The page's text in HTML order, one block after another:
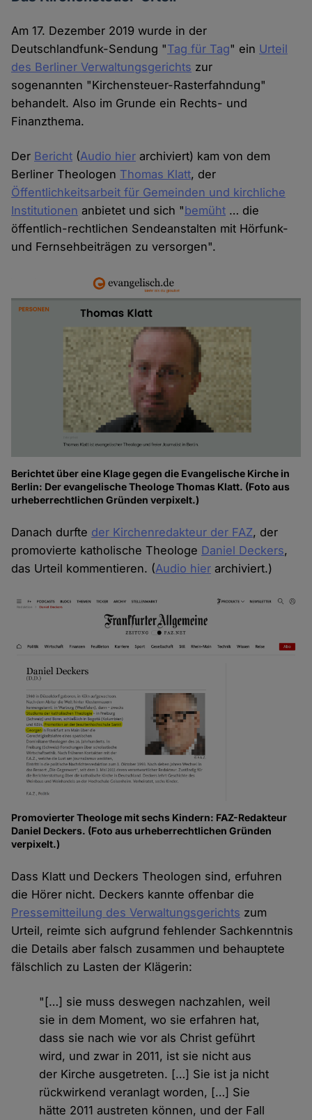
Am 17. Dezember 2019 wurde in der
Deutschlandfunk-Sendung "Tag für Tag" ein Urteil
des Berliner Verwaltungsgerichts zur
sogenannten "Kirchensteuer-Rasterfahndung"
behandelt. Also im Grunde ein Rechts- und
Finanzthema.
Der Bericht (Audio hier archiviert) kam von dem
Berliner Theologen Thomas Klatt, der
Öffentlichkeitsarbeit für Gemeinden und kirchliche
Institutionen anbietet und sich "bemüht … die
öffentlich-rechtlichen Sendeanstalten mit Hörfunk-
und Fernsehbeiträgen zu versorgen".
Berichtet über eine Klage gegen die Evangelische Kirche in
Berlin: Der evangelische Theologe Thomas Klatt. (Foto aus
urheberrechtlichen Gründen verpixelt.)
Danach durfte der Kirchenredakteur der FAZ, der
promovierte katholische Theologe Daniel Deckers,
das Urteil kommentieren. (Audio hier archiviert.)
Promovierter Theologe mit sechs Kindern: FAZ-Redakteur
Daniel Deckers. (Foto aus urheberrechtlichen Gründen
verpixelt.)
Dass Klatt und Deckers Theologen sind, erfuhren
die Hörer nicht. Deckers kannte offenbar die
Pressemitteilung des Verwaltungsgerichts zum
Urteil, reimte sich aufgrund fehlender Sachkenntnis
die Details aber falsch zusammen und behauptete
fälschlich zu Lasten der Klägerin:
"[…] sie muss deswegen nachzahlen, weil
sie in dem Moment, wo sie erfahren hat,
dass sie nach wie vor als Christ geführt
wird, und zwar in 2011, ist sie nicht aus
der Kirche ausgetreten. […] Sie ist ja nicht
rückwirkend veranlagt worden, […] Sie
hätte 2011 austreten können, und der Fall